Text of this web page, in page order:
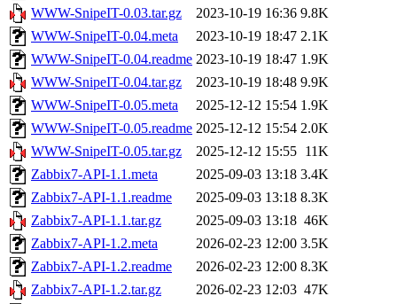
WWW-SnipeIT-0.03.tar.gz
2023-10-19 16:36 9.8K
WWW-SnipeIT-0.04.meta
2023-10-19 18:47 2.1K
WWW-SnipeIT-0.04.readme 2023-10-19 18:47 1.9K
WWW-SnipeIT-0.04.tar.gz
2023-10-19 18:48 9.9K
WWW-SnipeIT-0.05.meta
2025-12-12 15:54 1.9K
WWW-SnipeIT-0.05.readme 2025-12-12 15:54 2.0K
WWW-SnipeIT-0.05.tar.gz
2025-12-12 15:55 11K
Zabbix7-API-1.1.meta
2025-09-03 13:18 3.4K
Zabbix7-API-1.1.readme
2025-09-03 13:18 8.3K
Zabbix7-API-1.1.tar.gz
2025-09-03 13:18 46K
Zabbix7-API-1.2.meta
2026-02-23 12:00 3.5K
Zabbix7-API-1.2.readme
2026-02-23 12:00 8.3K
Zabbix7-API-1.2.tar.gz
2026-02-23 12:03 47K